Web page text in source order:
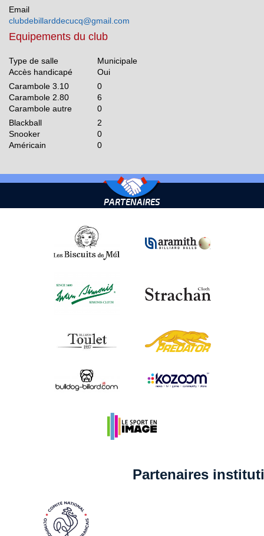
Email
clubdebillarddecucq@gmail.com
Equipements du club
Type de salle
Municipale
Accès handicapé
Oui
Carambole 3.10
0
Carambole 2.80
6
Carambole autre
0
Blackball
2
Snooker
0
Américain
0
PARTENAIRES
Partenaires